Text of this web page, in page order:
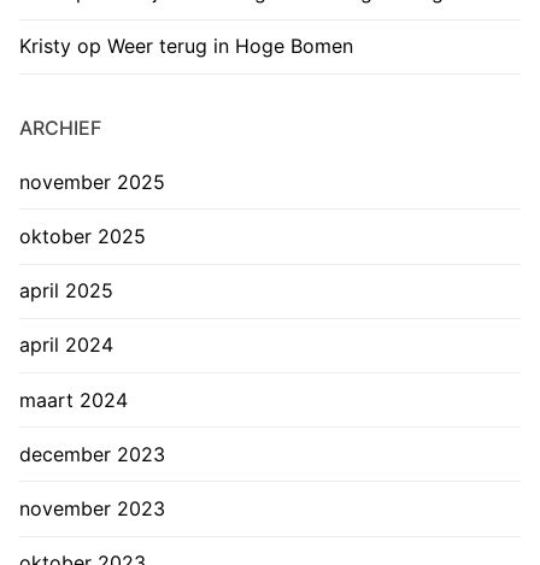
Kristy op Weer terug in Hoge Bomen
ARCHIEF
november 2025
oktober 2025
april 2025
april 2024
maart 2024
december 2023
november 2023